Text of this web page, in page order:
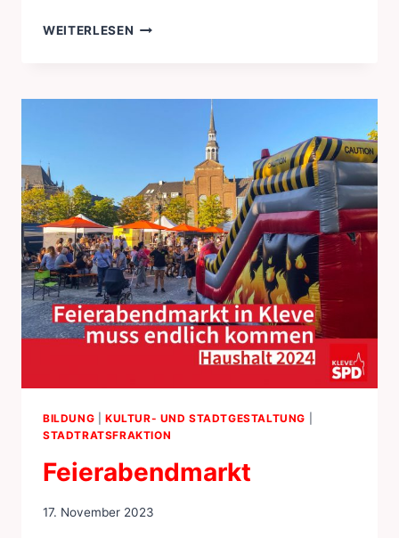
WEITERLESEN SOFORTPROGRAMM
BILDUNG KULTUR- UND STADTGESTALTUNG
STADTRATSFRAKTION
Feierabendmarkt
17. November 2023